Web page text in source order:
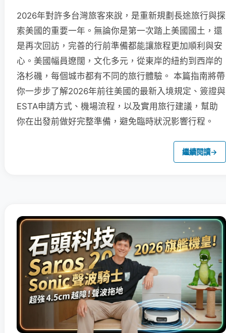
2026年對許多台灣旅客來說，是重新規劃長途旅行與探
索美國的重要一年。無論你是第一次踏上美國國土，還
是再次回訪，完善的行前準備都能讓旅程更加順利與安
心。美國幅員遼闊，文化多元，從東岸的紐約到西岸的
洛杉磯，每個城市都有不同的旅行體驗。 本篇指南將帶
你一步步了解2026年前往美國的最新入境規定、簽證與
ESTA申請方式、機場流程，以及實用旅行建議，幫助
你在出發前做好完整準備，避免臨時狀況影響行程。
繼續閱讀→